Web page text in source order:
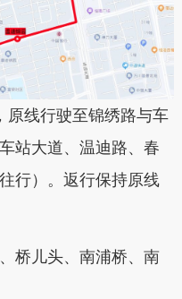
原线行驶至锦绣路与车
站大道、温迪路、春
行）。返行保持原线
桥儿头、南浦桥、南